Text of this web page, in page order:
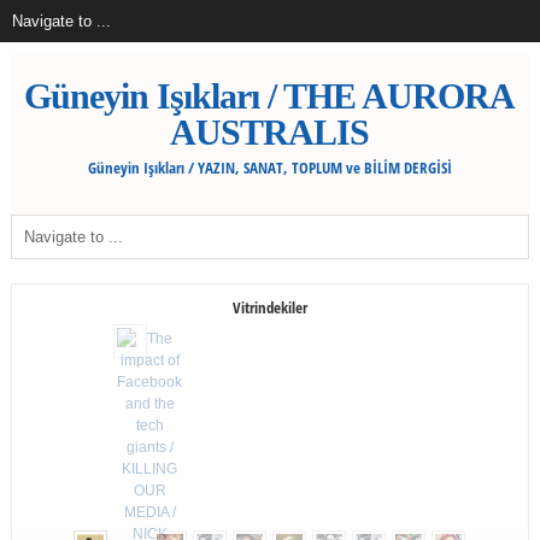
Güneyin Işıkları / THE AURORA
AUSTRALIS
Güneyin Işıkları / YAZIN, SANAT, TOPLUM ve BİLİM DERGİSİ
Vitrindekiler